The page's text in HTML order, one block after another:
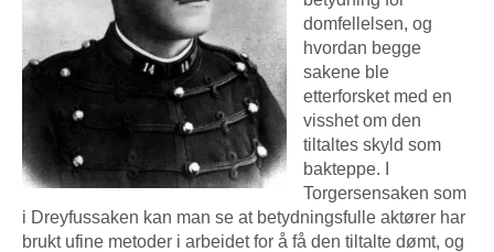
domfellelsen, og
hvordan begge
sakene ble
etterforsket med en
visshet om den
tiltaltes skyld som
bakteppe. I
Torgersensaken som
i Dreyfussaken kan man se at betydningsfulle aktører har
brukt ufine metoder i arbeidet for å få den tiltalte dømt, og